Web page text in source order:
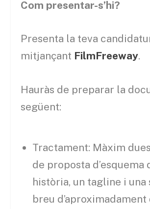
Com presentar-s’hi?
Presenta la teva
mitjançant FilmFreeway.
Hauràs de preparar la
següent:
Tractament: Màxim
de proposta d’esquema
història, un tagline i una
breu